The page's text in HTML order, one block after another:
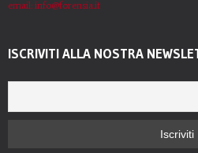
email: info@forensia.it
ISCRIVITI ALLA NOSTRA